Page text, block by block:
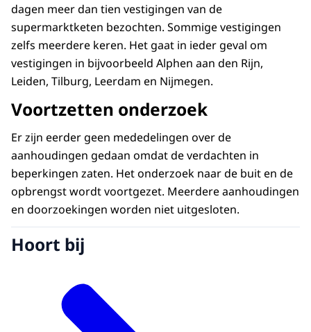
dagen meer dan tien vestigingen van de
supermarktketen bezochten. Sommige vestigingen
zelfs meerdere keren. Het gaat in ieder geval om
vestigingen in bijvoorbeeld Alphen aan den Rijn,
Leiden, Tilburg, Leerdam en Nijmegen.
Voortzetten onderzoek
Er zijn eerder geen mededelingen over de
aanhoudingen gedaan omdat de verdachten in
beperkingen zaten. Het onderzoek naar de buit en de
opbrengst wordt voortgezet. Meerdere aanhoudingen
en doorzoekingen worden niet uitgesloten.
Hoort bij